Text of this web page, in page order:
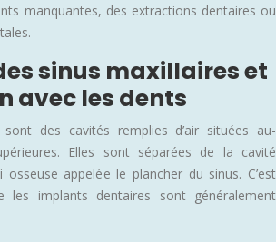
manquantes, des extractions dentaires ou
sinus maxillaires et
avec les dents
sont des cavités remplies d’air situées au-
Elles sont séparées de la cavité
appelée le plancher du sinus. C’est
les implants dentaires sont généralement